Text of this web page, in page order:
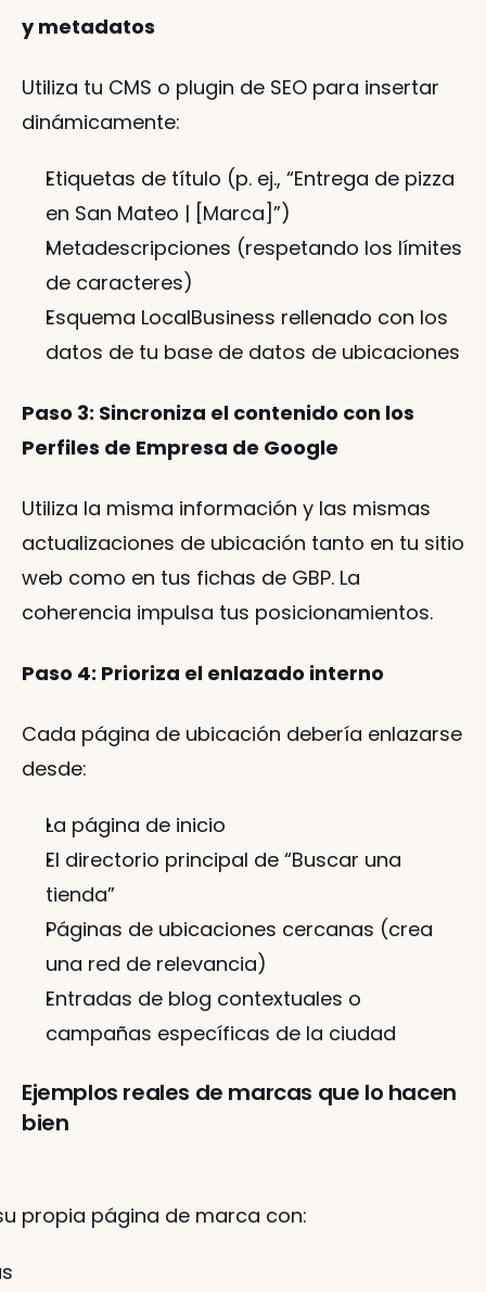
y metadatos
Utiliza tu CMS o plugin de SEO para insertar
dinámicamente:
Etiquetas de título (p. ej., “Entrega de pizza
en San Mateo | [Marca]”)
Metadescripciones (respetando los límites
de caracteres)
Esquema LocalBusiness rellenado con los
datos de tu base de datos de ubicaciones
Paso 3: Sincroniza el contenido con los
Perfiles de Empresa de Google
Utiliza la misma información y las mismas
actualizaciones de ubicación tanto en tu sitio
web como en tus fichas de GBP. La
coherencia impulsa tus posicionamientos.
Paso 4: Prioriza el enlazado interno
Cada página de ubicación debería enlazarse
desde:
La página de inicio
El directorio principal de “Buscar una
tienda”
Páginas de ubicaciones cercanas (crea
una red de relevancia)
Entradas de blog contextuales o
campañas específicas de la ciudad
Ejemplos reales de marcas que lo hacen
bien
propia página de marca con: